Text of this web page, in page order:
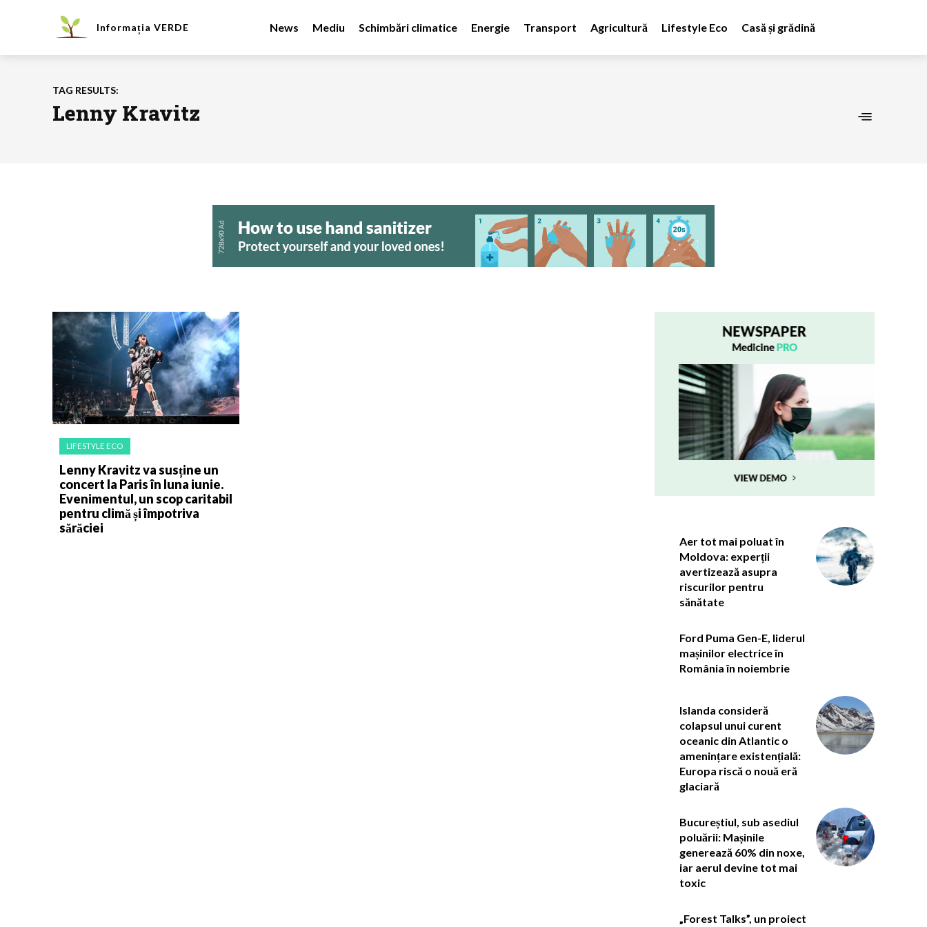
Informația VERDE News Mediu Schimbări climatice Energie Transport Agricultură Lifestyle Eco Casă și grădină
TAG RESULTS:
Lenny Kravitz
LIFESTYLE ECO
Lenny Kravitz va susține un
concert la Paris în luna iunie.
Evenimentul, un scop caritabil
pentru climă și împotriva
sărăciei
Aer tot mai poluat în
Moldova: experții
avertizează asupra
riscurilor pentru
sănătate
Ford Puma Gen-E, liderul
mașinilor electrice în
România în noiembrie
Islanda consideră
colapsul unui curent
oceanic din Atlantic o
amenințare existențială:
Europa riscă o nouă eră
glaciară
Bucureștiul, sub asediul
poluării: Mașinile
generează 60% din noxe,
iar aerul devine tot mai
toxic
„Forest Talks”, un proiect